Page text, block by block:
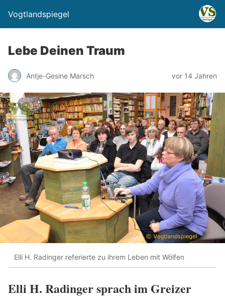
Vogtlandspiegel
Lebe Deinen Traum
Antje-Gesine Marsch vor 14 Jahren
Elli H. Radinger referierte zu ihrem Leben mit Wölfen
Elli H. Radinger sprach im Greizer